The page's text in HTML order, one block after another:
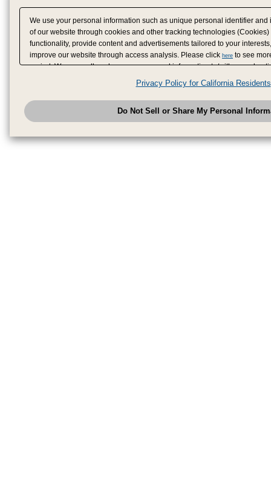
We use your personal information such as unique personal identifier
of our website through cookies and other tracking technologies
functionality, provide content and advertisements tailored to your
improve our website through access analysis. Please click here to see
period. We may sell or share your personal information to/with our
have provided to them or that they have collected from your use of their
analyze and optimize advertisements delivered to you by businesses
have the right to opt out of sale or share of your personal information by
to exercise your right. If we have detected an opt-out
honored.Change your sell or share preference
Privacy Policy for California Residents
Do Not Sell or Share My Personal